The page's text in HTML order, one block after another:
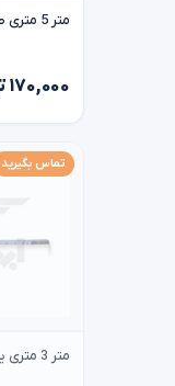
متر 5 متری طرح فیسکو fisco
۱۷۰,۰۰۰ تومان
تماس بگیرید
متر 3 متری یونیور مدل unior 710p